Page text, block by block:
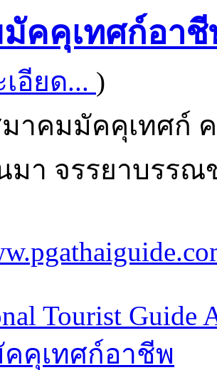
คคุเทศก์อา
อียด... )
าคมมัคคุเทศก์
มา จรรยาบรร
Tourist Guide
คุเทศก์อาชีพ